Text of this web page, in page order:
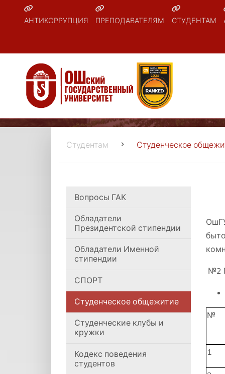
АНТИКОРРУПЦИЯ ПРЕПОДАВАТЕЛЯМ СТУДЕНТАМ
Студентам Студенческое
Вопросы ГАК
Обладатели
Президентской стипендии
Обладатели Именной
стипендии
СПОРТ
Студенческое общежитие
Студенческие клубы и
кружки
Кодекс поведения
студентов
№2
№
1